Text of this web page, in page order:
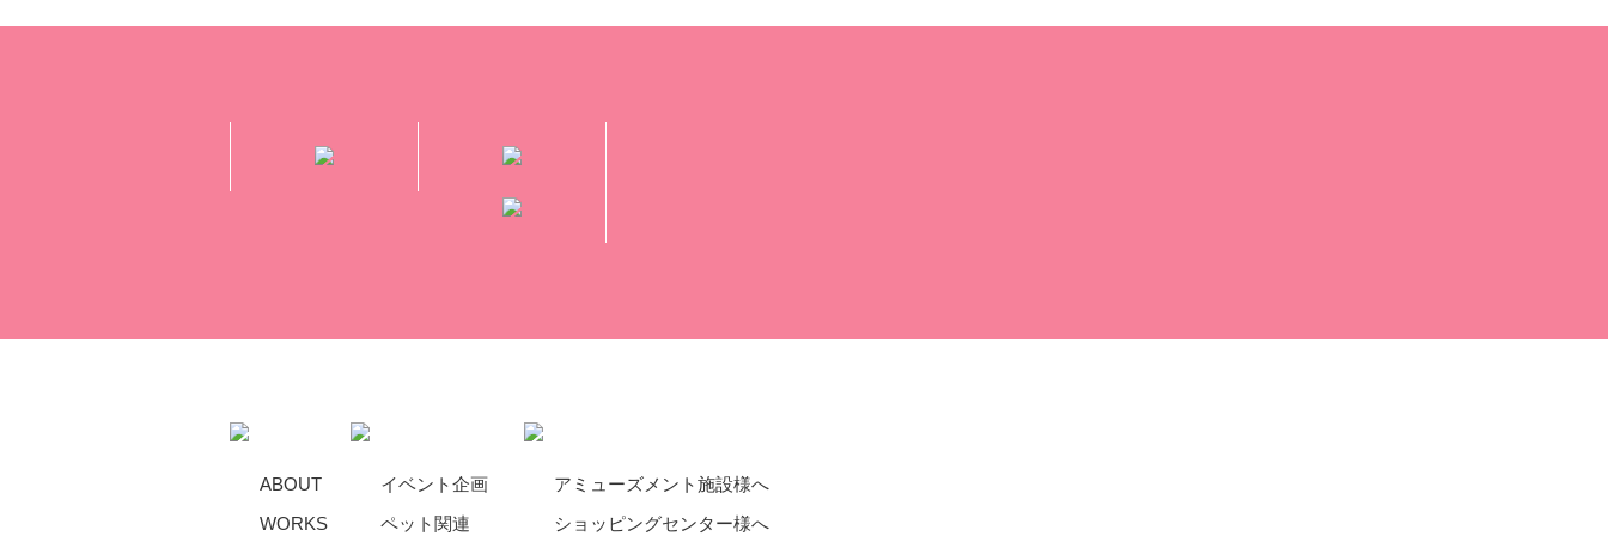
ABOUT
WORKS
イベント企画
ペット関連
アミューズメント施設様へ
ショッピングセンター様へ